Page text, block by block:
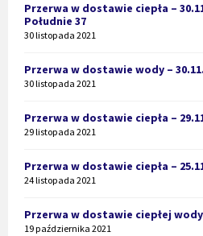
Przerwa w dostawie ciepła –
Południe 37
30 listopada 2021
Przerwa w dostawie wody –
30 listopada 2021
Przerwa w dostawie ciepła –
29 listopada 2021
Przerwa w dostawie ciepła –
24 listopada 2021
Przerwa w dostawie ciepłej wody
19 października 2021